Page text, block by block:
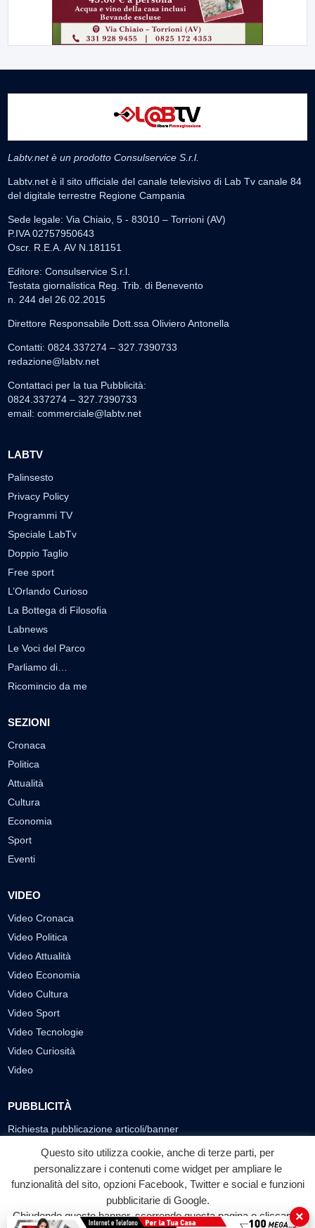
Labtv.net è un prodotto Consulservice S.r.l.
Labtv.net è il sito ufficiale del canale televisivo di Lab Tv canale 84
del digitale terrestre Regione Campania
Sede legale: Via Chiaio, 5 - 83010 – Torrioni (AV)
P.IVA 02757950643
Oscr. R.E.A. AV N.181151
Editore: Consulservice S.r.l.
Testata giornalistica Reg. Trib. di Benevento
n. 244 del 26.02.2015
Direttore Responsabile Dott.ssa Oliviero Antonella
Contatti: 0824.337274 – 327.7390733
redazione@labtv.net
Contattaci per la tua Pubblicità:
0824.337274 – 327.7390733
email: commerciale@labtv.net
LABTV
Palinsesto
Privacy Policy
Programmi TV
Speciale LabTv
Doppio Taglio
Free sport
L’Orlando Curioso
La Bottega di Filosofia
Labnews
Le Voci del Parco
Parliamo di…
Ricomincio da me
SEZIONI
Cronaca
Politica
Attualità
Cultura
Economia
Sport
Eventi
VIDEO
Video Cronaca
Video Politica
Video Attualità
Video Economia
Video Cultura
Video Sport
Video Tecnologie
Video Curiosità
Video
PUBBLICITÀ
Richiesta pubblicazione articoli/banner
SEGUICI SUI SOCIAL
f
Facebook
◎ ▶
YouTube
Questo sito utilizza cookie, anche di terze parti, per
personalizzare i contenuti come widget per ampliare le
funzionalità del sito, opzioni Facebook, Twitter e social e funzioni
pubblicitarie di Google.
Chiudendo questo banner, scorrendo questa pagina o cliccando
×